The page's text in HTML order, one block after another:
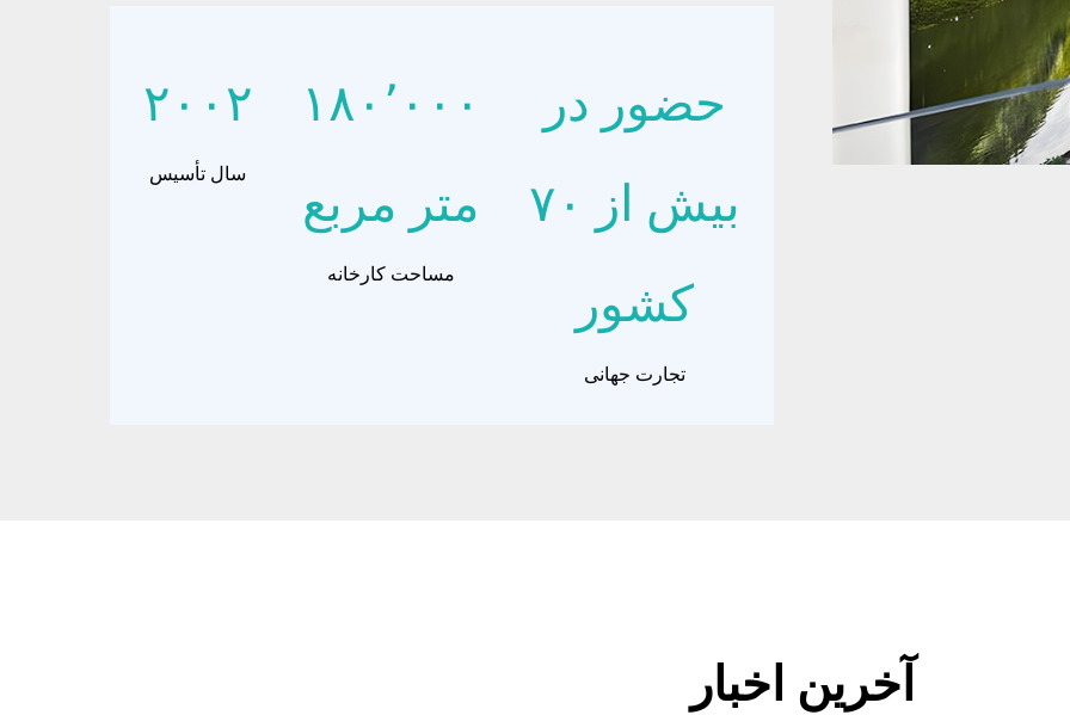
۲۰۰۲
سال تأسیس
۱۸۰٬۰۰۰
متر مربع
مساحت کارخانه
حضور در
بیش از ۷۰
کشور
تجارت جهانی
آخرین اخبار